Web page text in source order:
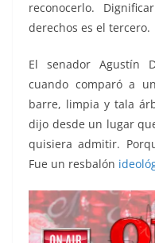
reconocerlo.
derechos es el tercero.
El senador Agustín
cuando comparó a
barre, limpia y tala
dijo desde un lugar
quisiera admitir.
Fue un resbalón